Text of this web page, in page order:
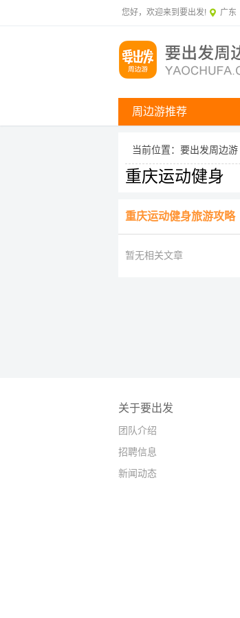
您好，欢迎来到要出发! 广东
周边游推荐
当前位置： 要出发周边游
重庆运动健身
重庆运动健身旅游攻略
暂无相关文章
关于要出发
团队介绍
招聘信息
新闻动态